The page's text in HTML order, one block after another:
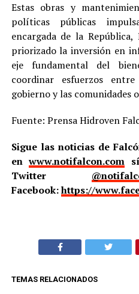
Estas obras y
políticas públicas
encargada de la
priorizado la inversión en
eje fundamental del
coordinar esfuerzos
gobierno y las comunidades
Fuente: Prensa Hidroven
Sigue las noticias de
enwww.notifalcon.com
Twitter
Facebook:https://
TEMAS RELACIONADOS